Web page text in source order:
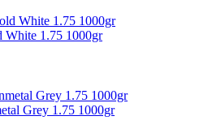
White 1.75 1000gr
Grey 1.75 1000gr